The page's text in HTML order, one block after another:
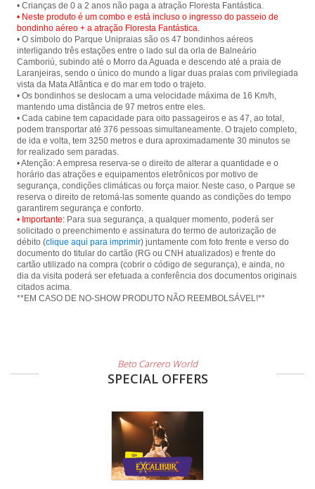
• Neste produto é um combo e está incluso o ingresso do passeio de
bondinho aéreo + a atração Floresta Fantástica.
• O símbolo do Parque Unipraias são os 47 bondinhos aéreos
interligando três estações entre o lado sul da orla de Balneário
Camboriú, subindo até o Morro da Aguada e descendo até a praia de
Laranjeiras, sendo o único do mundo a ligar duas praias com privilegiada
vista da Mata Atlântica e do mar em todo o trajeto.
• Os bondinhos se deslocam a uma velocidade máxima de 16 Km/h,
mantendo uma distância de 97 metros entre eles.
• Cada cabine tem capacidade para oito passageiros e as 47, ao total,
podem transportar até 376 pessoas simultaneamente. O trajeto completo,
de ida e volta, tem 3250 metros e dura aproximadamente 30 minutos se
for realizado sem paradas.
• Atenção: A empresa reserva-se o direito de alterar a quantidade e o
horário das atrações e equipamentos eletrônicos por motivo de
segurança, condições climáticas ou força maior. Neste caso, o Parque se
reserva o direito de retomá-las somente quando as condições do tempo
• Importante: Para sua segurança, a qualquer momento, poderá ser
solicitado o preenchimento e assinatura do termo de autorização de
débito (clique aqui para imprimir) juntamente com foto frente e verso do
documento do titular do cartão (RG ou CNH atualizados) e frente do
cartão utilizado na compra (cobrir o código de segurança), e ainda, no
dia da visita poderá ser efetuada a conferência dos documentos originais
citados acima.
**EM CASO DE NO-SHOW PRODUTO NÃO REEMBOLSÁVEL!**
Beto Carrero World
SPECIAL OFFERS